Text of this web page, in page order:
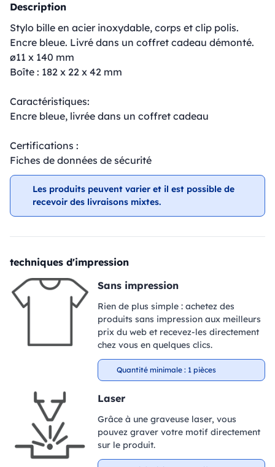
Description
Stylo bille en acier inoxydable, corps et clip polis.
Encre bleue. Livré dans un coffret cadeau démonté.
ø11 x 140 mm
Boîte : 182 x 22 x 42 mm
Caractéristiques:
Encre bleue, livrée dans un coffret cadeau
Certifications :
Fiches de données de sécurité
Les produits peuvent varier et il est possible de
recevoir des livraisons mixtes.
techniques d'impression
Sans impression
Rien de plus simple : achetez des
produits sans impression aux meilleurs
prix du web et recevez-les directement
chez vous en quelques clics.
Quantité minimale : 1 pièces
Laser
Grâce à une graveuse laser, vous
pouvez graver votre motif directement
sur le produit.